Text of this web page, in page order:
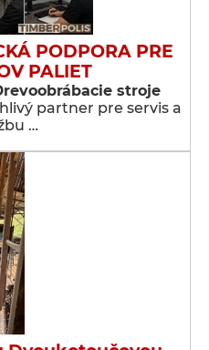
PODPORA PRE
PALIET
stroje
partner pre servis a
…